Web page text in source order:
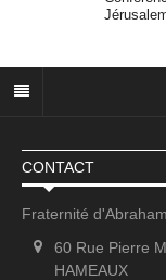
CONTACT
Fraternité d'Abraham
60 Rue Pierre
HAMEAUX